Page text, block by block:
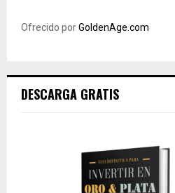
Ofrecido porGoldenAge.com
DESCARGA GRATIS